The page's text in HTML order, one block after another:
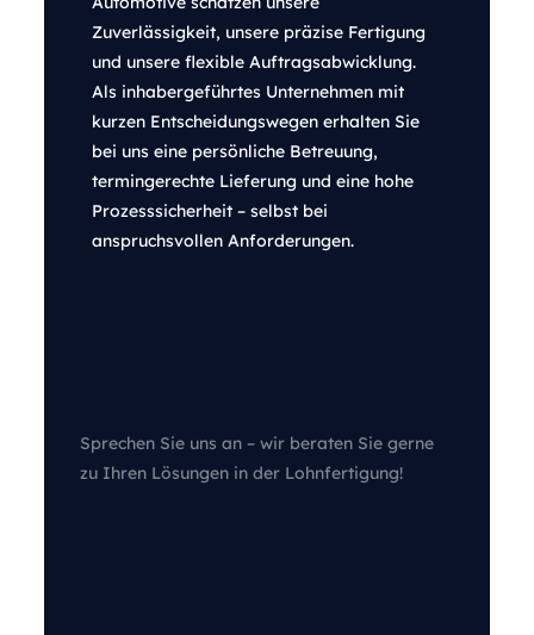
Zuverlässigkeit, unsere präzise Fertigung
und unsere flexible Auftragsabwicklung.
Als inhabergeführtes Unternehmen mit
kurzen Entscheidungswegen erhalten Sie
bei uns eine persönliche Betreuung,
termingerechte Lieferung und eine hohe
Prozesssicherheit – selbst bei
anspruchsvollen Anforderungen.
Sprechen Sie uns an – wir beraten Sie gerne
zu Ihren Lösungen in der Lohnfertigung!